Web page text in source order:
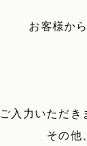
お客様か
ご入力いただ
その他